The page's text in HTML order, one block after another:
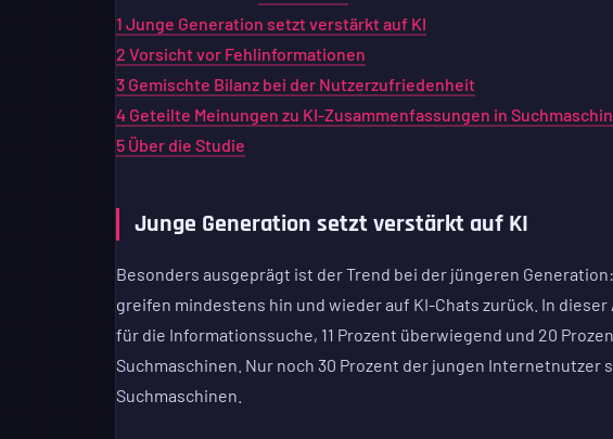
1 Junge Generation setzt verstärkt auf KI
2 Vorsicht vor Fehlinformationen
3 Gemischte Bilanz bei der Nutzerzufriedenheit
4 Geteilte Meinungen zu KI-Zusammenfassungen in
5 Über die Studie
Junge Generation setzt verstärkt auf KI
Besonders ausgeprägt ist der Trend bei der jüngeren
greifen mindestens hin und wieder auf KI-Chats zurück. In
für die Informationssuche, 11 Prozent überwiegend und 20
Suchmaschinen. Nur noch 30 Prozent der jungen
Suchmaschinen.